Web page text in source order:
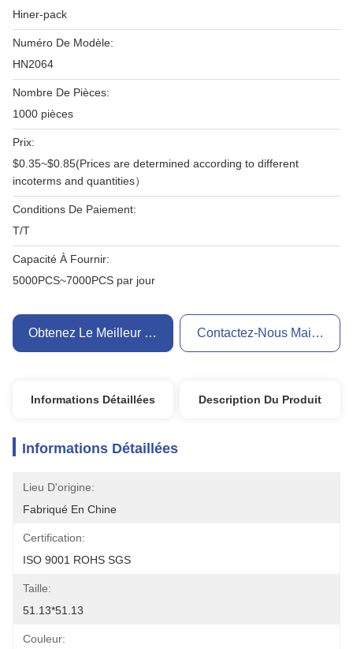
Hiner-pack
Numéro De Modèle:
HN2064
Nombre De Pièces:
1000 pièces
Prix:
$0.35~$0.85(Prices are determined according to different
incoterms and quantities）
Conditions De Paiement:
T/T
Capacité À Fournir:
5000PCS~7000PCS par jour
Obtenez Le Meilleur Prix Contactez-Nous Maintenant
Informations Détaillées Description Du Produit
Informations Détaillées
Lieu D'origine:
Fabriqué En Chine
Certification:
ISO 9001 ROHS SGS
Taille:
51.13*51.13
Couleur: